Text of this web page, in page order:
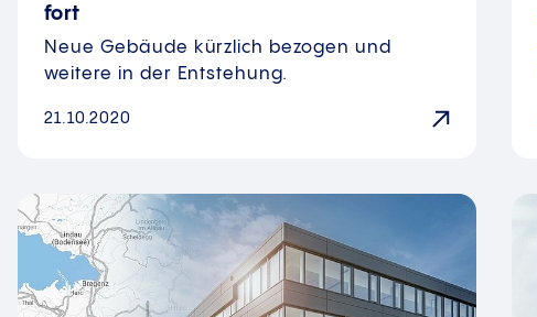
fort
Neue Gebäude kürzlich bezogen und
weitere in der Entstehung.
21.10.2020